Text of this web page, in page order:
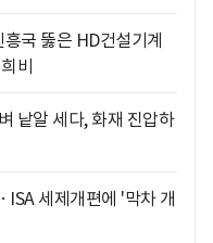
국 뚫은 HD건설기계
비
낱알 세다, 화재 진압하
세제개편에 '막차 개